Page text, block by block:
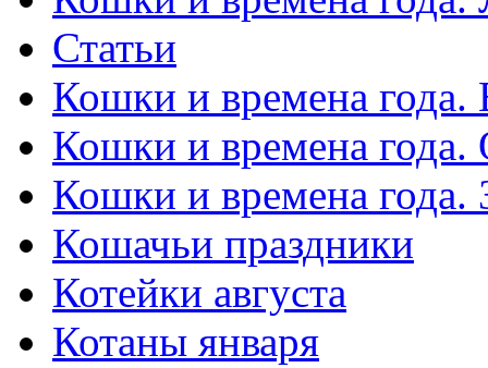
Статьи
Кошки и времена года.
Кошки и времена года.
Кошки и времена года.
Кошачьи праздники
Котейки августа
Котаны января